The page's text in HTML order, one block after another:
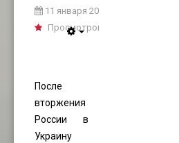
11 января 2026
Просмотров: 463
После
вторжения
России в
Украину